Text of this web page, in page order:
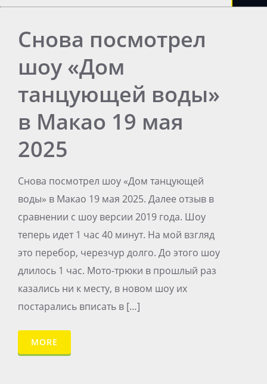
Снова посмотрел
шоу «Дом
танцующей воды»
в Макао 19 мая
2025
Снова посмотрел шоу «Дом танцующей
воды» в Макао 19 мая 2025. Далее отзыв в
сравнении с шоу версии 2019 года. Шоу
теперь идет 1 час 40 минут. На мой взгляд
это перебор, черезчур долго. До этого шоу
длилось 1 час. Мото-трюки в прошлый раз
казались ни к месту, в новом шоу их
постарались вписать в […]
MORE